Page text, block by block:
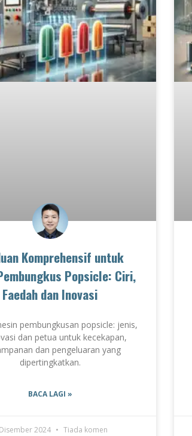
Komprehensif untuk
Popsicle: Ciri,
Faedah dan Inovasi
pembungkusan popsicle: jenis,
dan petua untuk kecekapan,
dan pengeluaran yang
dipertingkatkan.
BACA LAGI »
2024 Tiada komen